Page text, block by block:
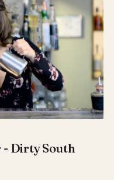
Dirty South